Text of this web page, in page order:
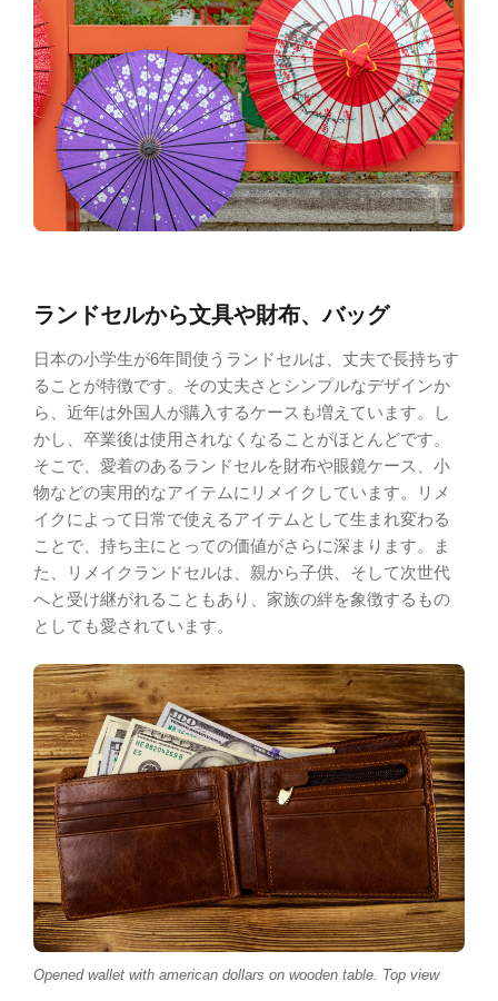
ランドセルから文具や財布、バッグ
日本の小学生が6年間使うランドセルは、丈夫で長持ちす
ることが特徴です。その丈夫さとシンプルなデザインか
ら、近年は外国人が購入するケースも増えています。し
かし、卒業後は使用されなくなることがほとんどです。
そこで、愛着のあるランドセルを財布や眼鏡ケース、小
物などの実用的なアイテムにリメイクしています。リメ
イクによって日常で使えるアイテムとして生まれ変わる
ことで、持ち主にとっての価値がさらに深まります。ま
た、リメイクランドセルは、親から子供、そして次世代
へと受け継がれることもあり、家族の絆を象徴するもの
としても愛されています。
Opened wallet with american dollars on wooden table. Top view